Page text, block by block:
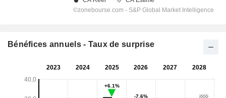
Bénéfices annuels - Taux de surprise